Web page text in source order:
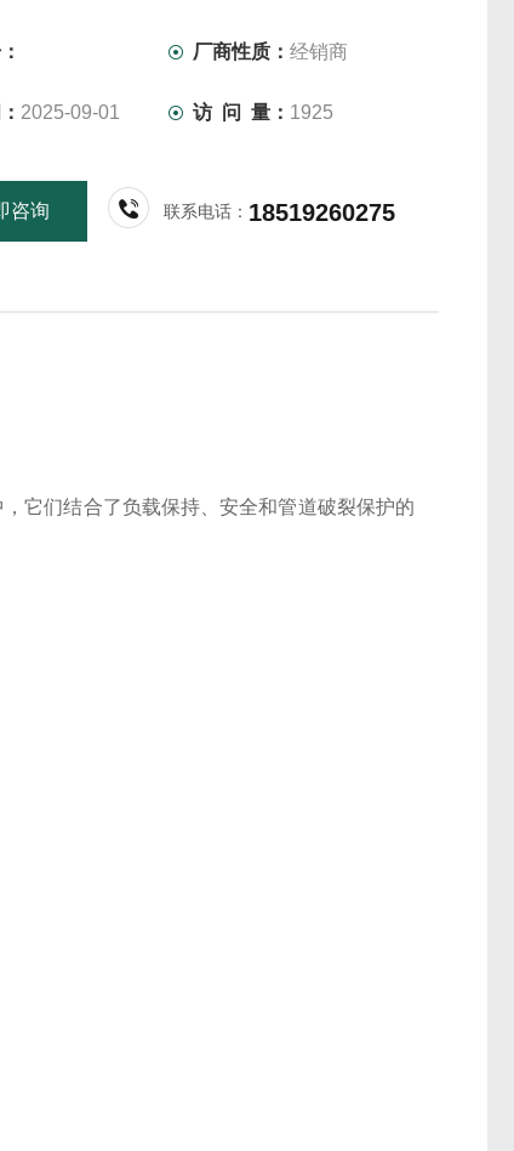
厂商性质：经销商
2025-09-01 访 问 量： 1925
咨询 联系电话： 18519260275
它们结合了负载保持、安全和管道破裂保护的